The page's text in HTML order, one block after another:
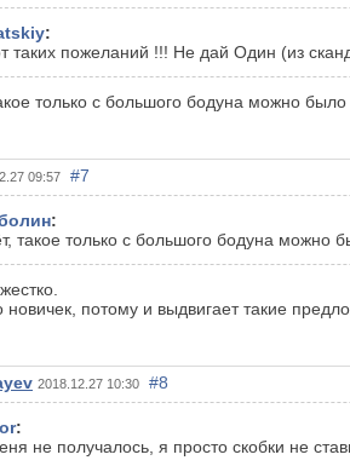
:
таких пожеланий !!! Не дай Один (из
только с большого бодуна можно
09:57 #7
:
такое только с большого бодуна можно
новичек, потому и выдвигает такие
2018.12.27 10:30 #8
:
не получалось, я просто скобки не